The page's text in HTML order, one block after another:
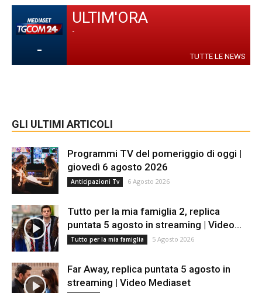
-
ULTIM'ORA
-
TUTTE LE NEWS
GLI ULTIMI ARTICOLI
Programmi TV del pomeriggio di oggi |
giovedì 6 agosto 2026
Anticipazioni Tv 6 Agosto 2026
Tutto per la mia famiglia 2, replica
puntata 5 agosto in streaming | Video...
Tutto per la mia famiglia 5 Agosto 2026
Far Away, replica puntata 5 agosto in
streaming | Video Mediaset